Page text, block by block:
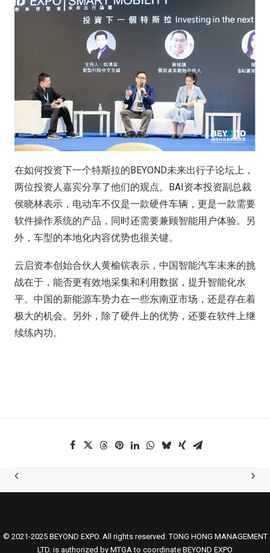
在如何投资下一个特斯拉的BEYOND未来出行子论坛上，
两位投资人嘉宾分享了他们的观点。BAI资本投资副总裁
侯晓林表示，电动车不仅是一款硬件车辆，更是一款需要
软件操作系统的产品，同时还需要兼顾智能用户体验。另
外，车型的本地化内容优势也很关键。
云启资本创始合伙人黄榆镔表示，中国智能汽车未来的挑
战在于，能否更有效地采集和利用数据，提升智能化水
平。中国的新能源车势力在一些东南亚市场，还是存在着
极大的机会。另外，除了硬件上的优势，还要在软件上继
续练内功。
© 2021-2025 BEYOND EXPO. All rights reserved. TONG HONG MANAGEMENT
LTD. is authorized by MTGA to coordinate BEYOND EXPO